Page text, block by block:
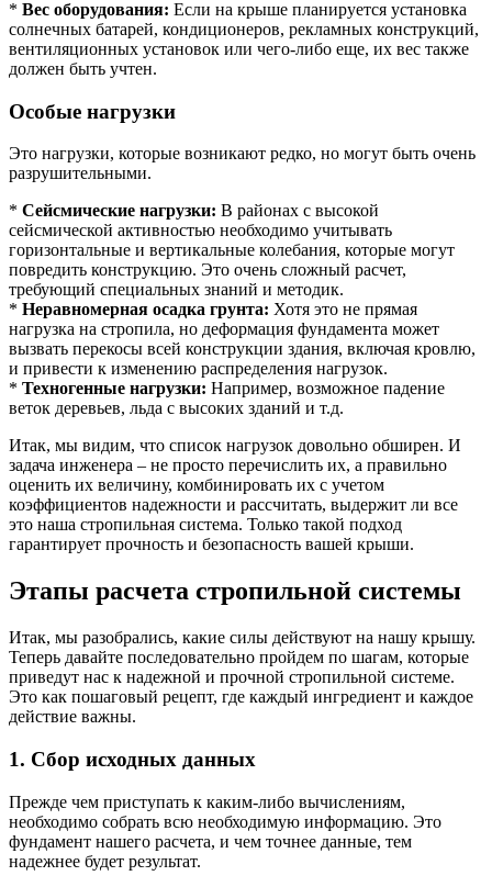
* Вес оборудования: Если на крыше планируется установка
солнечных батарей, кондиционеров, рекламных конструкций,
вентиляционных установок или чего-либо еще, их вес также
должен быть учтен.
Особые нагрузки
Это нагрузки, которые возникают редко, но могут быть очень
разрушительными.
* Сейсмические нагрузки: В районах с высокой
сейсмической активностью необходимо учитывать
горизонтальные и вертикальные колебания, которые могут
повредить конструкцию. Это очень сложный расчет,
требующий специальных знаний и методик.
* Неравномерная осадка грунта: Хотя это не прямая
нагрузка на стропила, но деформация фундамента может
вызвать перекосы всей конструкции здания, включая кровлю,
и привести к изменению распределения нагрузок.
* Техногенные нагрузки: Например, возможное падение
веток деревьев, льда с высоких зданий и т.д.
Итак, мы видим, что список нагрузок довольно обширен. И
задача инженера – не просто перечислить их, а правильно
оценить их величину, комбинировать их с учетом
коэффициентов надежности и рассчитать, выдержит ли все
это наша стропильная система. Только такой подход
гарантирует прочность и безопасность вашей крыши.
Этапы расчета стропильной системы
Итак, мы разобрались, какие силы действуют на нашу крышу.
Теперь давайте последовательно пройдем по шагам, которые
приведут нас к надежной и прочной стропильной системе.
Это как пошаговый рецепт, где каждый ингредиент и каждое
действие важны.
1. Сбор исходных данных
Прежде чем приступать к каким-либо вычислениям,
необходимо собрать всю необходимую информацию. Это
фундамент нашего расчета, и чем точнее данные, тем
надежнее будет результат.